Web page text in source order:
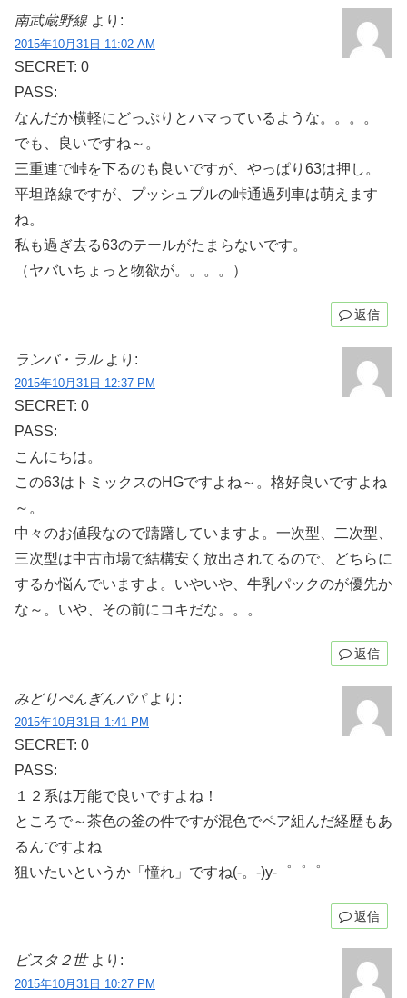
南武蔵野線 より:
2015年10月31日 11:02 AM
SECRET: 0
PASS:
なんだか横軽にどっぷりとハマっているような。。。。
でも、良いですね～。
三重連で峠を下るのも良いですが、やっぱり63は押し。
平坦路線ですが、プッシュプルの峠通過列車は萌えます
ね。
私も過ぎ去る63のテールがたまらないです。
（ヤバいちょっと物欲が。。。。）
返信
ランバ・ラル より:
2015年10月31日 12:37 PM
SECRET: 0
PASS:
こんにちは。
この63はトミックスのHGですよね～。格好良いですよね
～。
中々のお値段なので躊躇していますよ。一次型、二次型、
三次型は中古市場で結構安く放出されてるので、どちらに
するか悩んでいますよ。いやいや、牛乳パックのが優先か
な～。いや、その前にコキだな。。。
返信
みどりぺんぎんパパ より:
2015年10月31日 1:41 PM
SECRET: 0
PASS:
１２系は万能で良いですよね！
ところで～茶色の釜の件ですが混色でペア組んだ経歴もあ
るんですよね
狙いたいというか「憧れ」ですね(-。-)y-゜゜゜
返信
ビスタ２世 より:
2015年10月31日 10:27 PM